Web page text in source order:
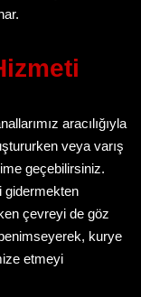
aracılığıyla
veya varış
geçebilirsiniz.
gidermekten
çevreyi de göz
kurye
etmeyi